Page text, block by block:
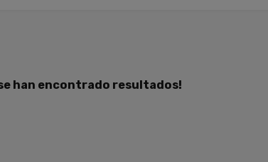
se han encontrado resultados!